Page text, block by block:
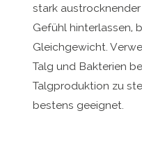
stark
Gefühl hinterlassen,
Gleichgewicht.
Talg und Bakterien
Talgproduktion zu
bestens geeignet.